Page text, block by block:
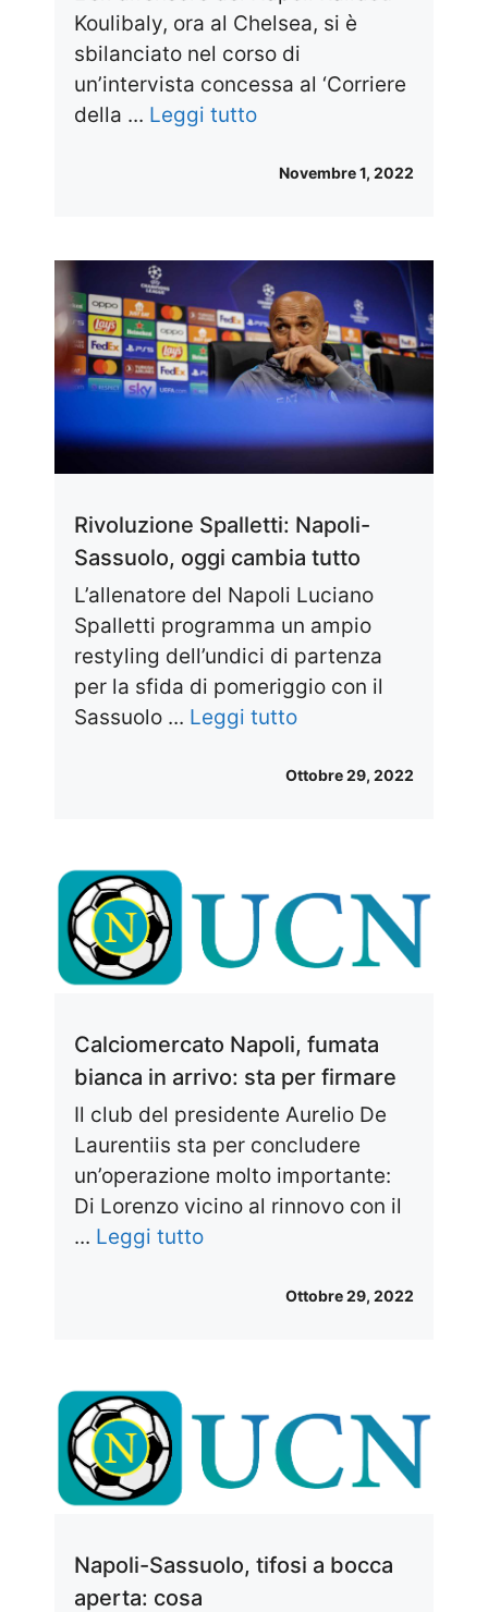
Koulibaly, ora al Chelsea, si è
sbilanciato nel corso di
un’intervista concessa al ‘Corriere
della ... Leggi tutto
Novembre 1, 2022
Rivoluzione Spalletti: Napoli-
Sassuolo, oggi cambia tutto
L’allenatore del Napoli Luciano
Spalletti programma un ampio
restyling dell’undici di partenza
per la sfida di pomeriggio con il
Sassuolo ... Leggi tutto
Ottobre 29, 2022
Calciomercato Napoli, fumata
bianca in arrivo: sta per firmare
Il club del presidente Aurelio De
Laurentiis sta per concludere
un’operazione molto importante:
Di Lorenzo vicino al rinnovo con il
... Leggi tutto
Ottobre 29, 2022
Napoli-Sassuolo, tifosi a bocca
aperta: cosa